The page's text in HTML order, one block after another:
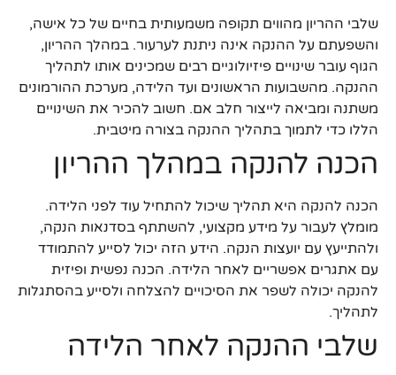
שלבי ההריון מהווים תקופה משמעותית בחיים של כל אישה,
והשפעתם על ההנקה אינה ניתנת לערעור. במהלך ההריון,
הגוף עובר שינויים פיזיולוגיים רבים שמכינים אותו לתהליך
ההנקה. מהשבועות הראשונים ועד הלידה, מערכת ההורמונים
משתנה ומביאה לייצור חלב אם. חשוב להכיר את השינויים
הללו כדי לתמוך בתהליך ההנקה בצורה מיטבית.
הכנה להנקה במהלך ההריון
הכנה להנקה היא תהליך שיכול להתחיל עוד לפני הלידה.
מומלץ לעבור על מידע מקצועי, להשתתף בסדנאות הנקה,
ולהתייעץ עם יועצות הנקה. הידע הזה יכול לסייע להתמודד
עם אתגרים אפשריים לאחר הלידה. הכנה נפשית ופיזית
להנקה יכולה לשפר את הסיכויים להצלחה ולסייע בהסתגלות
לתהליך.
שלבי ההנקה לאחר הלידה